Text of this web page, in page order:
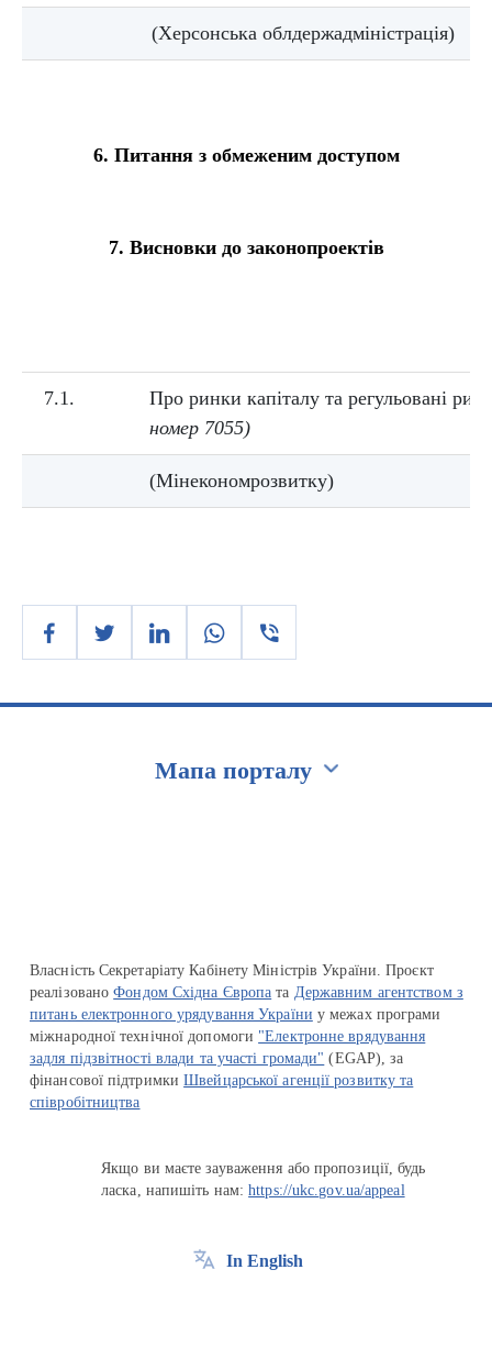
(Херсонська облдержадміністрація)
6. Питання з обмеженим доступом
7. Висновки до законопроектів
7.1.
Про ринки капіталу та регульовані
номер 7055)
(Мінекономрозвитку)
Мапа порталу
Власність Секретаріату Кабінету Міністрів України. Проєкт
реалізованоФондом Східна Європа та Державним агентством з
питань електронного урядування України у межах програми
міжнародної технічної допомоги "Електронне врядування
задля підзвітності влади та участі громади" (EGAP), за
фінансової підтримкиШвейцарської агенції розвитку та
співробітництва
Якщо ви маєте зауваження або пропозиції, будь
ласка, напишіть нам:https://ukc.gov.ua/appeal
In English